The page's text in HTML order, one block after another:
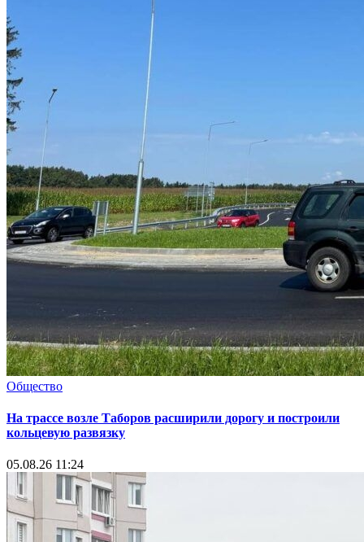
Общество
На трассе возле Таборов расширили дорогу и построили
кольцевую развязку
05.08.26 11:24